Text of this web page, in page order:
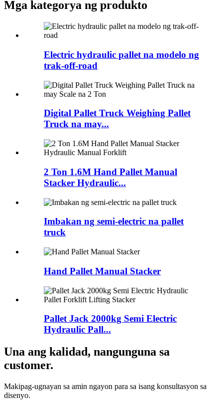
Mga kategorya ng produkto
Electric hydraulic pallet na modelo ng
trak-off-road
Digital Pallet Truck Weighing Pallet
Truck na may...
2 Ton 1.6M Hand Pallet Manual
Stacker Hydraulic...
Imbakan ng semi-electric na pallet
truck
Hand Pallet Manual Stacker
Pallet Jack 2000kg Semi Electric
Hydraulic Pall...
Una ang kalidad, nangunguna sa
customer.
Makipag-ugnayan sa amin ngayon para sa isang konsultasyon sa
disenyo.